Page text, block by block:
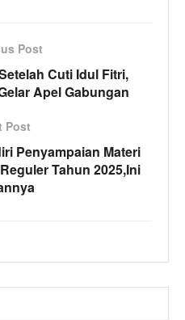
Post
Cuti Idul Fitri,
Apel Gabungan
Post
Penyampaian Materi
Tahun 2025,Ini